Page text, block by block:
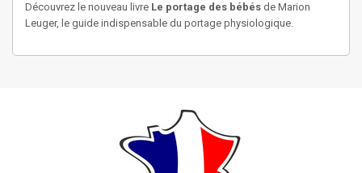
Découvrez le nouveau livre Le portage des bébés de Marion
Leuger, le guide indispensable du portage physiologique.